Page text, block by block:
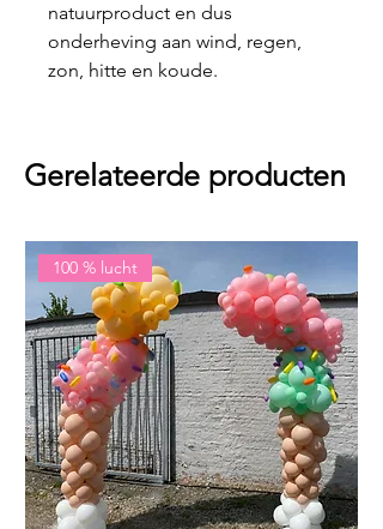
natuurproduct en dus
onderheving aan wind, regen,
zon, hitte en koude.
Gerelateerde producten
100 % lucht